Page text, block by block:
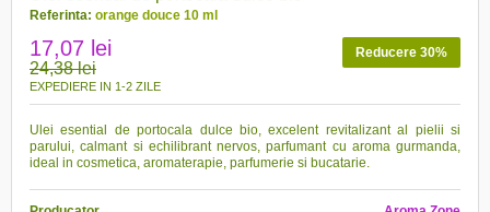
PRET REDUS
Referinta: orange douce 10 ml
Reducere 30%
17,07 lei
24,38 lei
EXPEDIERE IN 1-2 ZILE
Ulei esential de portocala dulce bio, excelent revitalizant al pielii si
parului, calmant si echilibrant nervos, parfumant cu aroma gurmanda,
ideal in cosmetica, aromaterapie, parfumerie si bucatarie.